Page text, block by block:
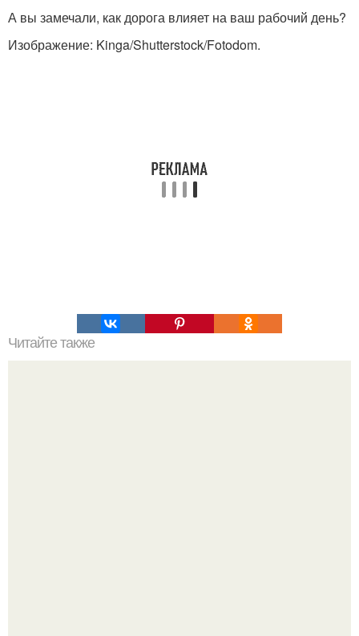
А вы замечали, как дорога влияет на ваш рабочий день?
Изображение: Kinga/Shutterstock/Fotodom.
Читайте также